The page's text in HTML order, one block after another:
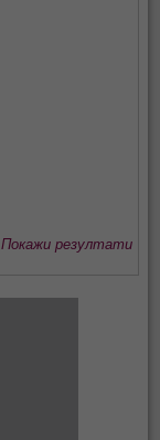
Покажи резултати